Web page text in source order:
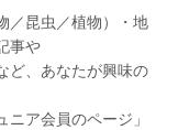
／昆虫／植物）・地
事や
ど、あなたが興味の
ア会員のページ」